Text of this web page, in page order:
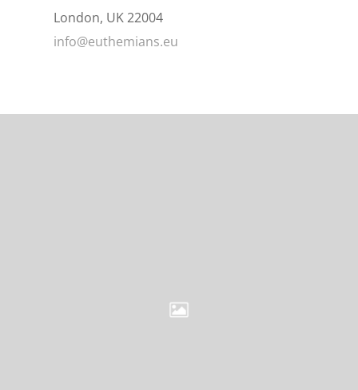
London, UK 22004
info@euthemians.eu